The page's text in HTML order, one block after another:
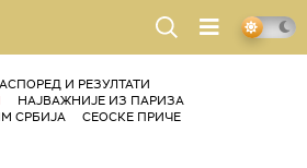
И РЕЗУЛТАТИ
НАЈВАЖНИЈЕ ИЗ ПАРИЗА
СРБИЈА
СЕОСКЕ ПРИЧЕ